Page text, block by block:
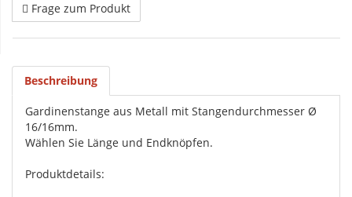
Frage zum Produkt
Beschreibung
Gardinenstange aus Metall mit Stangendurchmesser Ø
16/16mm.
Wählen Sie Länge und Endknöpfen.
Produktdetails: